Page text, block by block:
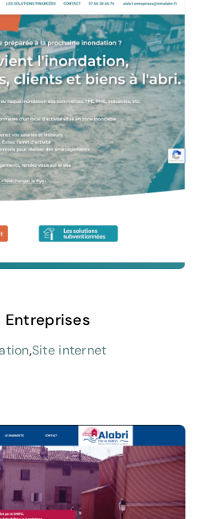
Entreprises
,Site internet